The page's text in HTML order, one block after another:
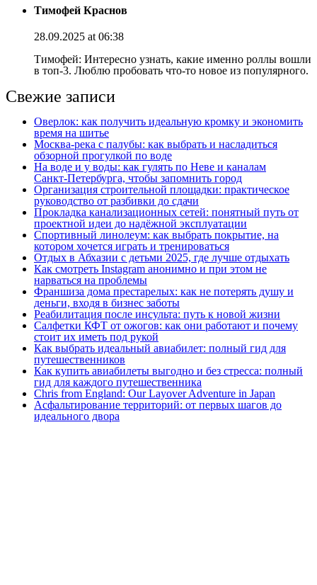
Тимофей Краснов
28.09.2025 at 06:38
Тимофей: Интересно узнать, какие именно роллы вошли
в топ-3. Люблю пробовать что-то новое из популярного.
Свежие записи
Оверлок: как получить идеальную кромку и экономить
время на шитье
Москва‑река с палубы: как выбрать и насладиться
обзорной прогулкой по воде
На воде и у воды: как гулять по Неве и каналам
Санкт‑Петербурга, чтобы запомнить город
Организация строительной площадки: практическое
руководство от разбивки до сдачи
Прокладка канализационных сетей: понятный путь от
проектной идеи до надёжной эксплуатации
Спортивный линолеум: как выбрать покрытие, на
котором хочется играть и тренироваться
Отдых в Абхазии с детьми 2025, где лучше отдыхать
Как смотреть Instagram анонимно и при этом не
нарваться на проблемы
Франшиза дома престарелых: как не потерять душу и
деньги, входя в бизнес заботы
Реабилитация после инсульта: путь к новой жизни
Салфетки КФТ от ожогов: как они работают и почему
стоит их иметь под рукой
Как выбрать идеальный авиабилет: полный гид для
путешественников
Как купить авиабилеты выгодно и без стресса: полный
гид для каждого путешественника
Chris from England: Our Layover Adventure in Japan
Асфальтирование территорий: от первых шагов до
идеального двора